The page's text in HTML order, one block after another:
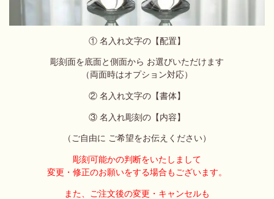
① 名入れ文字の【配置】
彫刻面を底面と側面から お選びいただけます
（両面時はオプション対応）
② 名入れ文字の【書体】
③ 名入れ彫刻の【内容】
（ご自由に ご希望をお伝えください）
彫刻可能かの判断をいたしまして
変更・修正のお願いをする場合もございます。
また、ご注文後の変更・キャンセルも